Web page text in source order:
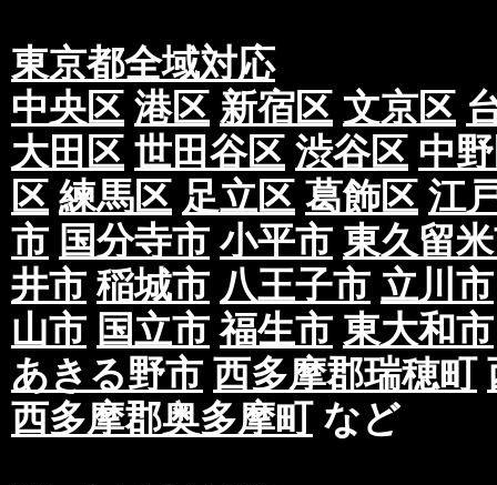
東京都全域対応
中央区 港区 新宿区 文京区
大田区 世田谷区 渋谷区 中
区 練馬区 足立区 葛飾区 江
市 国分寺市 小平市 東久留
井市 稲城市 八王子市 立川市
山市 国立市 福生市 東大和市
あきる野市 西多摩郡瑞穂町
西多摩郡奥多摩町など